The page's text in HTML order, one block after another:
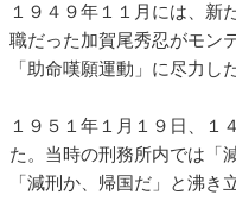
１９４９年１１月には、新
職だった加賀尾秀忍がモン
「助命嘆願運動」に尽力
１９５１年１月１９日、１
た。当時の刑務所内では「
「減刑か、帰国だ」と沸